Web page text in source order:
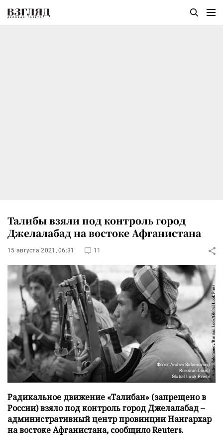
Талибы взяли под контроль город
Джелалабад на востоке Афганистана
15 августа 2021, 06:31 11
Фото: Andrei Solomonov/
Russian Look/
Global Look Press
Радикальное движение «Талибан» (запрещено в
России) взяло под контроль город Джелалабад –
административный центр провинции Нангархар
на востоке Афганистана, сообщило Reuters.